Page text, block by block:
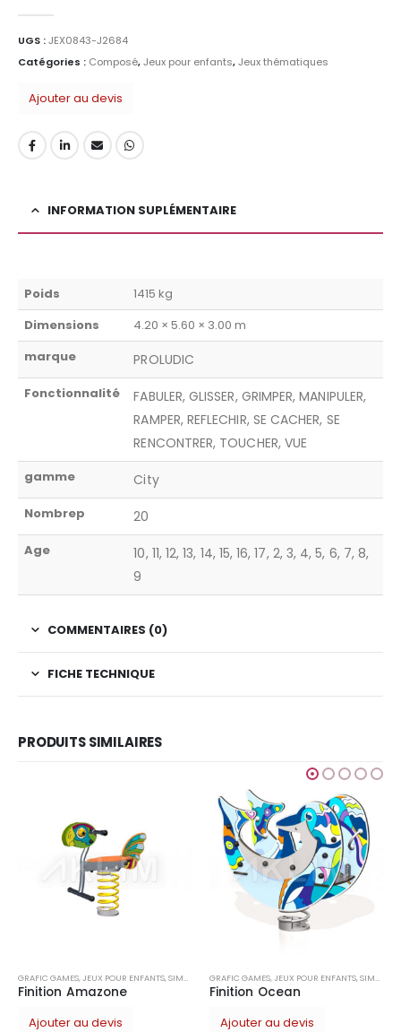
UGS :JEX0843-J2684
Catégories : Composé,Jeux pour enfants,Jeux thématiques
Ajouter au devis
INFORMATION SUPLÉMENTAIRE
Poids
1415 kg
Dimensions
4.20 × 5.60 × 3.00 m
marque
PROLUDIC
Fonctionnalité
FABULER, GLISSER, GRIMPER, MANIPULER,
RAMPER, REFLECHIR, SE CACHER, SE
RENCONTRER, TOUCHER, VUE
gamme City
Nombrep 20
Age
10, 11, 12, 13, 14, 15, 16, 17, 2, 3, 4, 5, 6, 7, 8,
9
COMMENTAIRES (0)
FICHE TECHNIQUE
PRODUITS SIMILAIRES
GRAFIC GAMES,JEUX POUR ENFANTS,SIMPLE
Finition Ocean
Ajouter au devis
GRAFIC GAMES,JEUX POUR ENFANTS
Finition Amazone
Ajouter au devis